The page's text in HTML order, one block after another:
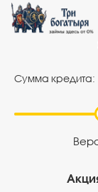
Сумма кредита: